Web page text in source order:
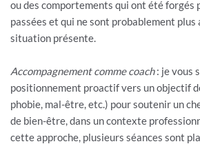
ou des comportements qui ont été forgés
passées et qui ne sont probablement plus
situation présente.
Accompagnement comme coach: je vous
positionnement proactif vers un objectif
phobie, mal-être, etc.) pour soutenir un
de bien-être, dans un contexte
cette approche, plusieurs séances sont